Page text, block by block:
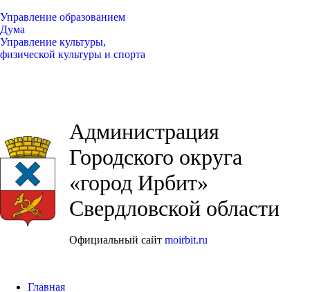
Управление образованием
Дума
Управление культуры,
физической культуры и спорта
Администрация
Городского округа
«город Ирбит»
Свердловской области
Официальный сайт moirbit.ru
Главная